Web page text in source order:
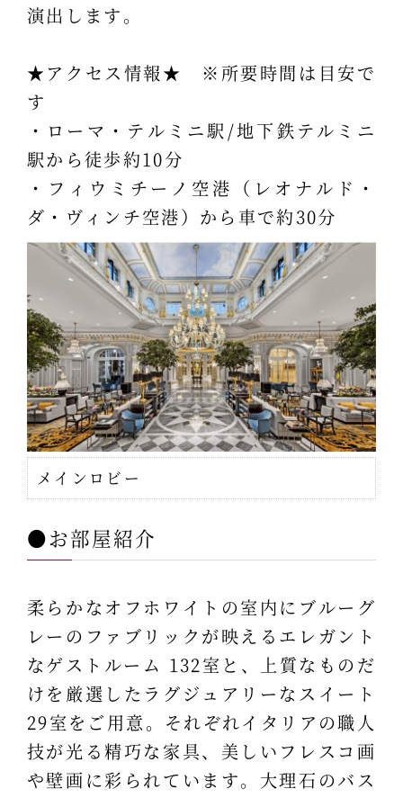
演出します。
★アクセス情報★ ※所要時間は目安で
す
・ローマ・テルミニ駅/地下鉄テルミニ
駅から徒歩約10分
・フィウミチーノ空港（レオナルド・
ダ・ヴィンチ空港）から車で約30分
メインロビー
●お部屋紹介
柔らかなオフホワイトの室内にブルーグ
レーのファブリックが映えるエレガント
なゲストルーム 132室と、上質なものだ
けを厳選したラグジュアリーなスイート
29室をご用意。それぞれイタリアの職人
技が光る精巧な家具、美しいフレスコ画
や壁画に彩られています。大理石のバス